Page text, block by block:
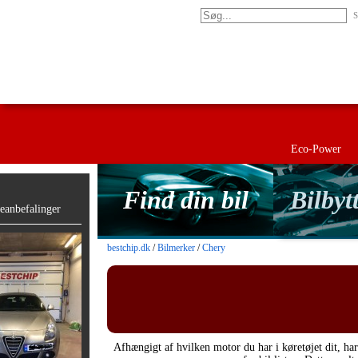
Eco-Power
Find din bil
bestchip.dk /Bilmerker /Chery
Afhængigt af hvilken motor du har i køretøjet dit,